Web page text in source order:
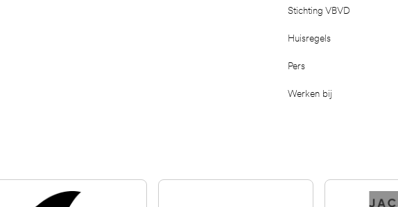
Stichting VBVD
Huisregels
Pers
Werken bij